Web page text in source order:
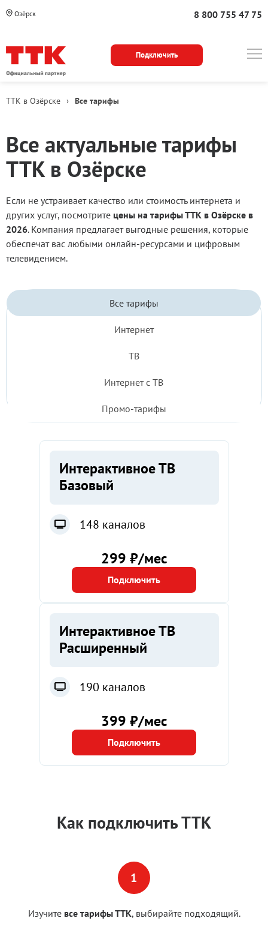
Озёрск 8 800 755 47 75
Подключить
ТТК в Озёрске › Все тарифы
Все актуальные тарифы
ТТК в Озёрске
Если не устраивает качество или стоимость интернета и
других услуг, посмотрите цены на тарифы ТТК в Озёрске в
2026. Компания предлагает выгодные решения, которые
обеспечат вас любыми онлайн-ресурсами и цифровым
телевидением.
Все тарифы
Интернет
ТВ
Интернет с ТВ
Промо-тарифы
Все
тарифы
Интерактивное ТВ
Базовый
148 каналов
299 ₽/мес
Подключить
Интерактивное ТВ
Расширенный
190 каналов
399 ₽/мес
Подключить
Как подключить ТТК
Изучите все тарифы ТТК, выбирайте подходящий.